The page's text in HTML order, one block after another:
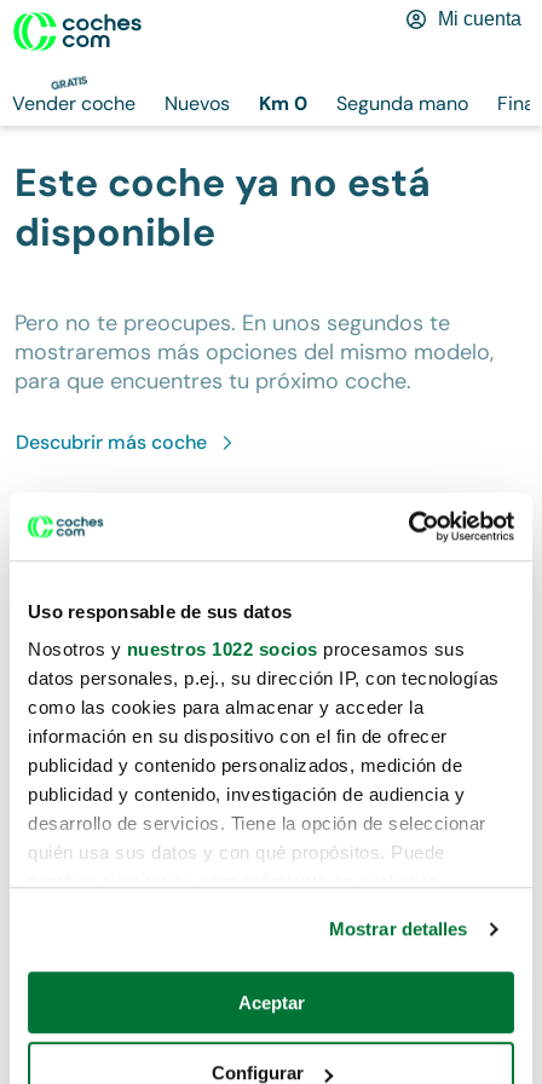
Uso responsable de sus datos
Nosotros y nuestros 1022 socios procesamos sus
datos personales, p.ej., su dirección IP, con tecnologías
como las cookies para almacenar y acceder la
información en su dispositivo con el fin de ofrecer
publicidad y contenido personalizados, medición de
publicidad y contenido, investigación de audiencia y
desarrollo de servicios. Tiene la opción de seleccionar
quién usa sus datos y con qué propósitos. Puede
Si lo permite, también quisiéramos:
Recopilar información sobre su ubicación geográfica
Mostrar detalles
Aceptar
Configurar
GRATIS
Vender coche Nuevos Km 0 Segunda mano
Mi cuenta
Este coche ya no está
disponible
Pero no te preocupes. En unos segundos te
mostraremos más opciones del mismo modelo,
para que encuentres tu próximo coche.
Descubrir máscoche